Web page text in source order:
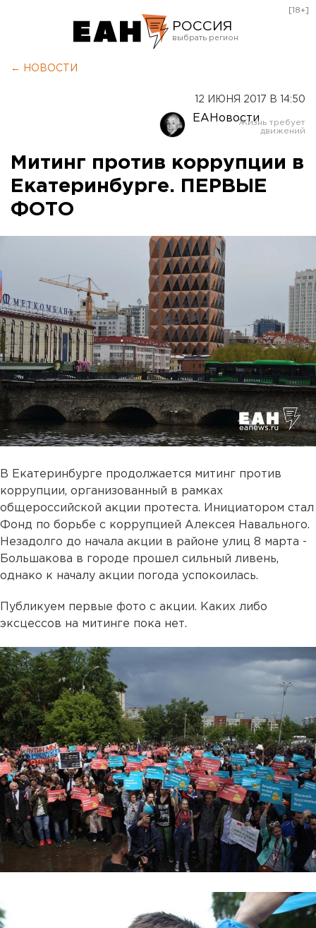
РОССИЯ
Оренбург
[18+]
← НОВОСТИ
12 ИЮНЯ 2017 В 14:50
ЕАНовости
Митинг против коррупции в
Екатеринбурге. ПЕРВЫЕ
ФОТО
В Екатеринбурге продолжается митинг против
коррупции, организованный в рамках
общероссийской акции протеста. Инициатором стал
Фонд по борьбе с коррупцией Алексея Навального.
Незадолго до начала акции в районе улиц 8 марта -
Большакова в городе прошел сильный ливень,
однако к началу акции погода успокоилась.
Публикуем первые фото с акции. Каких либо
эксцессов на митинге пока нет.